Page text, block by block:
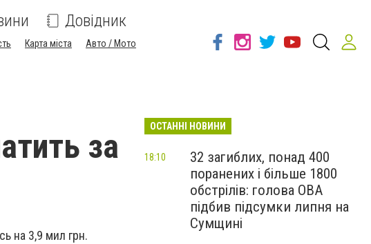
Довідник
Карта міста
Авто / Мото
за
на 3,9 мил грн.
ОСТАННІ НОВИНИ
32 загиблих, понад 400
поранених і більше 1800
обстрілів: голова ОВА
підбив підсумки липня на
Сумщині
18:10